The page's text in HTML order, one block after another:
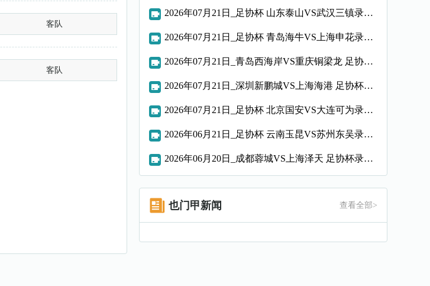
客队
客队
2026年07月21日_足协杯 山东泰山VS武汉三镇录像_全场录像【全场回放】
2026年07月21日_足协杯 青岛海牛VS上海申花录像_全场录像【全场回放】
2026年07月21日_青岛西海岸VS重庆铜梁龙 足协杯录像_高清录像【全场回放】
2026年07月21日_深圳新鹏城VS上海海港 足协杯录像_全场录像【视频集锦】
2026年07月21日_足协杯 北京国安VS大连可为录像_全场录像【全场回放】
2026年06月21日_足协杯 云南玉昆VS苏州东吴录像_全场录像【高清回放】
2026年06月20日_成都蓉城VS上海泽天 足协杯录像_全场录像【高清回放】
也门甲新闻 查看全部>